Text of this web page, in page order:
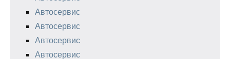
Автосервис
Автосервис
Автосервис
Автосервис